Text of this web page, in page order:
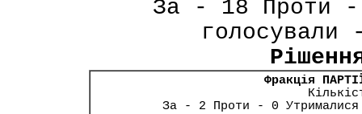
За - 18 Проти -
Фракція
За - 2 Проти - 0